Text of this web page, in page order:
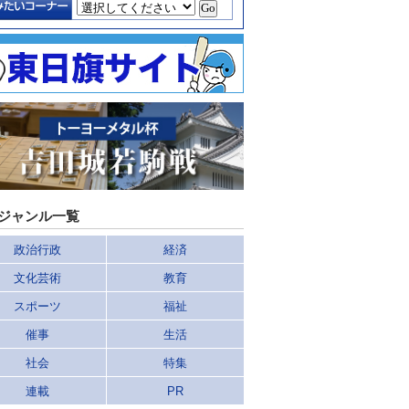
ャンル一覧
政治行政 経済
文化芸術 教育
スポーツ 福祉
催事 生活
社会 特集
連載 PR